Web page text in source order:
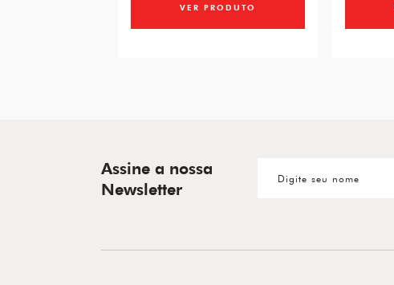
VER PRODUTO
Assine a nossa
Newsletter